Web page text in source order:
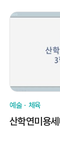
예술ㆍ체육
산학연미용